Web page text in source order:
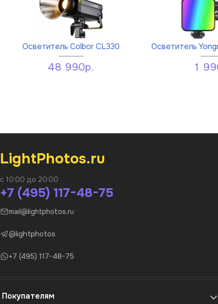
Осветитель Colbor CL330
48 990р.
Осветитель
1
LightPhotos.ru
с 10:00 до 20:00
+7 (495) 117-48-75
mail@lightphotos.ru
@lightphotos
+7 (495) 117-48-75
Покупателям